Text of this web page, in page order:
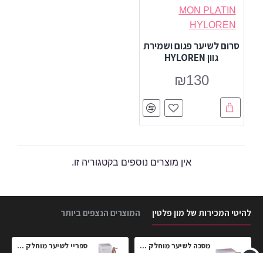
MON PLATIN
HYLOREN
סרום לשיער פגום ושמירת
גוון HYLOREN
₪130
אין מוצרים נוספים בקטגוריה זו.
להיטי המכירות של מון פלטין המוצרים הנצפים ביותר
מסכה לשיער מוחלק הי-לורן פרימיום 2 № ספריי לשיער מוחלק Dream Hair